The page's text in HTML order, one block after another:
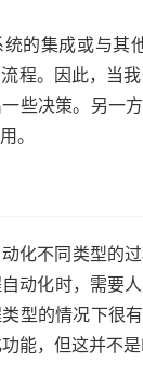
的集成或与其
程。因此，当
些决策。另一
。
化不同类型的
动化时，需要
型的情况下很
能，但这并不是